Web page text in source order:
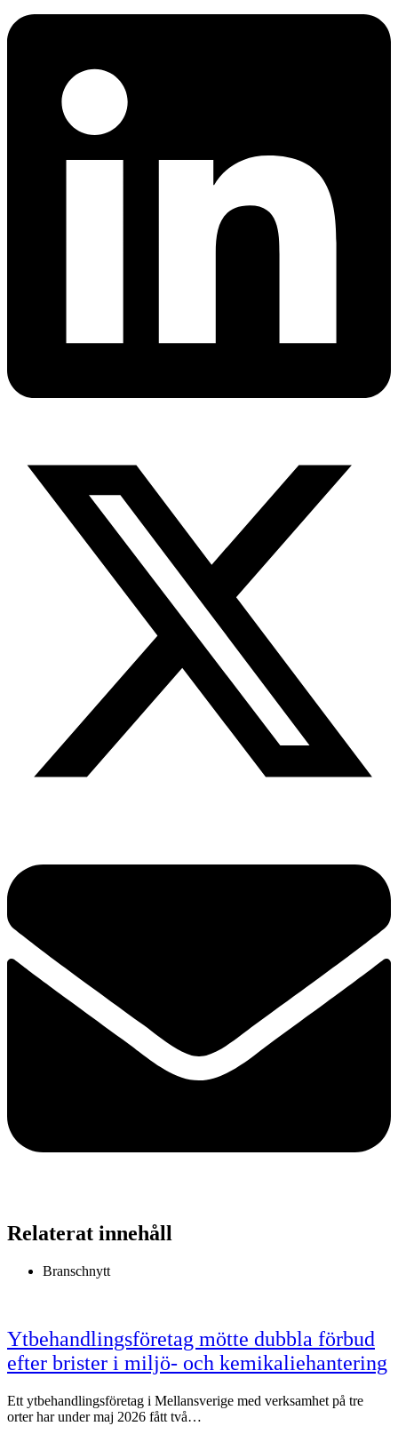
Relaterat innehåll
Branschnytt
Ytbehandlingsföretag mötte dubbla förbud
efter brister i miljö- och kemikaliehantering
Ett ytbehandlingsföretag i Mellansverige med verksamhet på tre
orter har under maj 2026 fått två…